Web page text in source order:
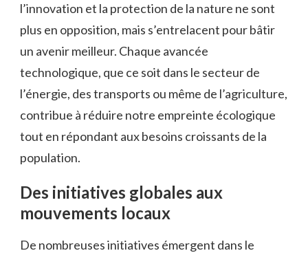
l’innovation et la protection de la nature ne sont
plus en opposition, mais s’entrelacent pour bâtir
un avenir meilleur. Chaque avancée
technologique, que ce soit dans le secteur de
l’énergie, des transports ou même de l’agriculture,
contribue à réduire notre empreinte écologique
tout en répondant aux besoins croissants de la
population.
Des initiatives globales aux
mouvements locaux
De nombreuses initiatives émergent dans le